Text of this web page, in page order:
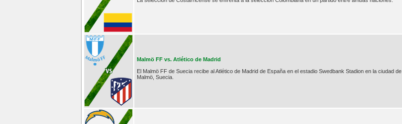
Malmö FF vs. Atlético de Madrid
El Malmö FF de Suecia recibe al Atlético de Madrid de España en el estadio Swedbank Stadion en la ciudad de
Malmö, Suecia.